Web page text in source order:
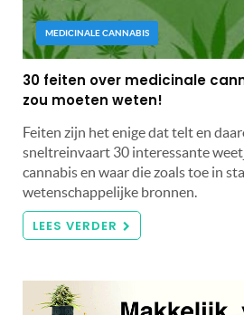
MEDICINALE CANNABIS
30 feiten over medicinale
zou moeten weten!
Feiten zijn het enige dat telt en
sneltreinvaart 30 interessante
cannabis en waar die zoals toe in
wetenschappelijke bronnen.
LEES VERDER